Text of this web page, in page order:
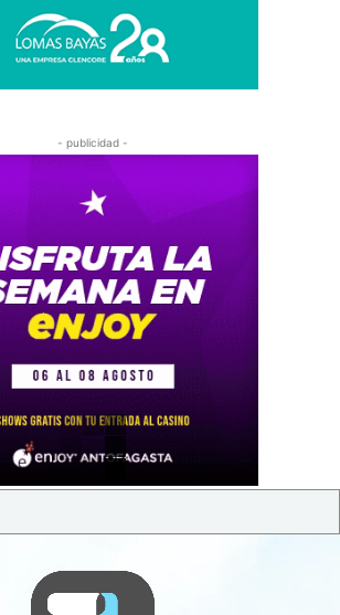
- publicidad -